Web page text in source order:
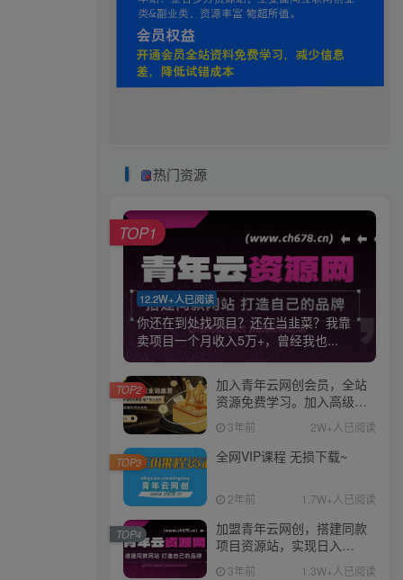
热门资源
12.2W+人已阅读
你还在到处找项目？还在当韭菜？我靠
卖项目一个月收入5万+，曾经我也...
TOP1
加入青年云网创会员，全站
资源免费学习。加入高级合
伙人，推广日入1000+
3年前 2W+人已阅读
TOP2
全网VIP课程 无损下载~
2年前 1.7W+人已阅读
TOP3
加盟青年云网创，搭建同款
项目资源站，实现日入
2000+
3年前 1.3W+人已阅读
TOP4